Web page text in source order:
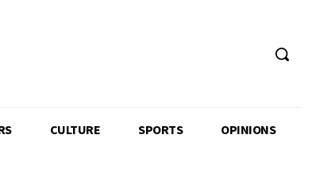
CULTURE SPORTS OPINIONS